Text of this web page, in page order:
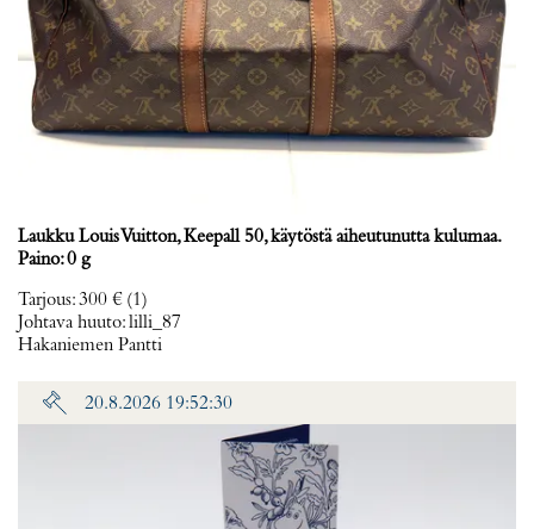
Laukku Louis Vuitton, Keepall 50, käytöstä aiheutunutta kulumaa.
Paino: 0 g
Tarjous:300 € (1)
Johtava huuto:lilli_87
Hakaniemen Pantti
20.8.2026 19:52:30